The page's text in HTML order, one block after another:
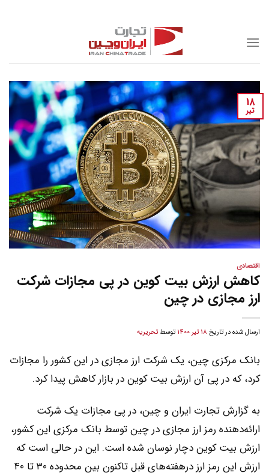
content
18
تیر
اقتصادی
کاهش ارزش بیت کوین در پی مجازات شرکت
ارز مجازی در چین
ارسال شده در تاریخ 18 تیر 1400 توسطتحریریه
بانک مرکزی چین، یک شرکت ارز مجازی در این کشور را مجازات
کرد، که در پی آن ارزش بیت کوین در بازار کاهش پیدا کرد.
به گزارش تجارت ایران و چین، در پی مجازات یک شرکت
ارائه‌دهنده رمز ارز مجازی در چین توسط بانک مرکزی این کشور،
ارزش بیت کوین دچار نوسان شده است. این در حالی است که
ارزش این رمز ارز درهفته‌های قبل تاکنون بین محدوده ۳۰ تا ۴۰